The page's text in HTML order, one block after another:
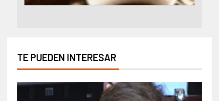
TE PUEDEN INTERESAR